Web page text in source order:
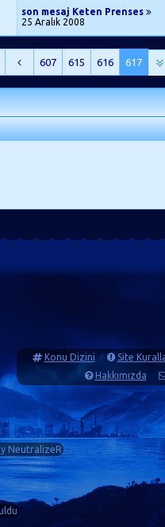
son mesaj Keten Prenses
25 Aralık 2008
607 615 616 617
Konu Dizini Site
Hakkımızda
NeutralizeR